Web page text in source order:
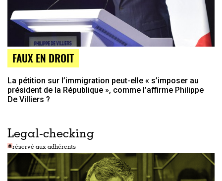
FAUX EN DROIT
La pétition sur l’immigration peut-elle « s’imposer au
président de la République », comme l’affirme Philippe
De Villiers ?
Legal-checking
réservé aux adhérents